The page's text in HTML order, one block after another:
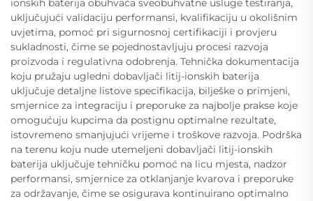
ionskih baterija obuhvaća sveobuhvatne usluge testiranja,
uključujući validaciju performansi, kvalifikaciju u okolišnim
uvjetima, pomoć pri sigurnosnoj certifikaciji i provjeru
sukladnosti, čime se pojednostavljuju procesi razvoja
proizvoda i regulativna odobrenja. Tehnička dokumentacija
koju pružaju ugledni dobavljači litij-ionskih baterija
uključuje detaljne listove specifikacija, bilješke o primjeni,
smjernice za integraciju i preporuke za najbolje prakse koje
omogućuju kupcima da postignu optimalne rezultate,
istovremeno smanjujući vrijeme i troškove razvoja. Podrška
na terenu koju nude utemeljeni dobavljači litij-ionskih
baterija uključuje tehničku pomoć na licu mjesta, nadzor
performansi, smjernice za otklanjanje kvarova i preporuke
za održavanje, čime se osigurava kontinuirano optimalno